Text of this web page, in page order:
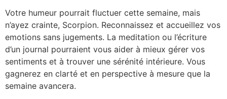
Votre humeur pourrait fluctuer cette semaine, mais
n’ayez crainte, Scorpion. Reconnaissez et accueillez vos
emotions sans jugements. La meditation ou l’écriture
d’un journal pourraient vous aider à mieux gérer vos
sentiments et à trouver une sérénité intérieure. Vous
gagnerez en clarté et en perspective à mesure que la
semaine avancera.